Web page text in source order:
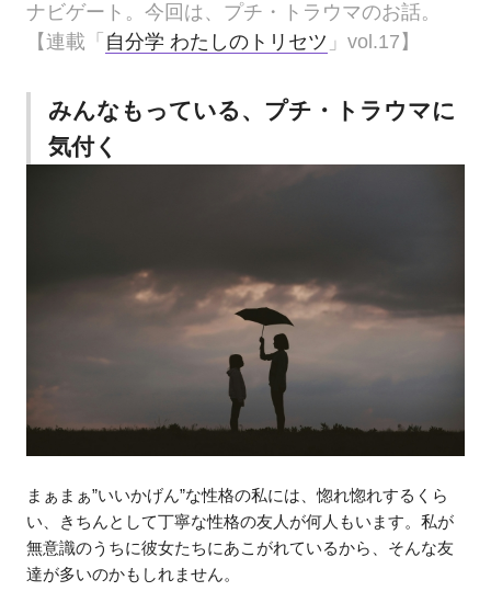
ナビゲート。今回は、プチ・トラウマのお話。
【連載「 自分学 わたしのトリセツ 」vol.17】
みんなもっている、プチ・トラウマに
気付く
まぁまぁ”いいかげん”な性格の私には、惚れ惚れするくら
い、きちんとして丁寧な性格の友人が何人もいます。私が
無意識のうちに彼女たちにあこがれているから、そんな友
達が多いのかもしれません。